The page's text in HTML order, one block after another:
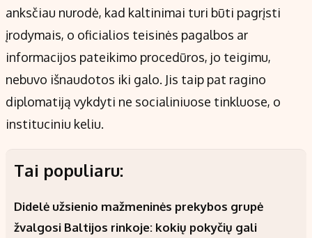
anksčiau nurodė, kad kaltinimai turi būti pagrįsti
įrodymais, o oficialios teisinės pagalbos ar
informacijos pateikimo procedūros, jo teigimu,
nebuvo išnaudotos iki galo. Jis taip pat ragino
diplomatiją vykdyti ne socialiniuose tinkluose, o
instituciniu keliu.
Tai populiaru:
Didelė užsienio mažmeninės prekybos grupė
žvalgosi Baltijos rinkoje: kokių pokyčių gali